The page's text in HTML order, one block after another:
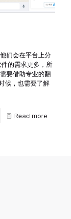
们会在平台上分
的需求更多，所
要借助专业的翻
候，也需要了解
Read more